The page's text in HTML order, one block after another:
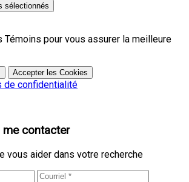
sélectionnés
pour vous assurer la meilleure
Accepter les Cookies
de confidentialité
me contacter
vous aider dans votre recherche